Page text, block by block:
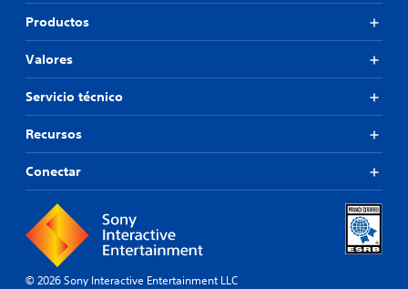
Productos
Valores
Servicio técnico
Recursos
Conectar
© 2026 Sony Interactive Entertainment LLC